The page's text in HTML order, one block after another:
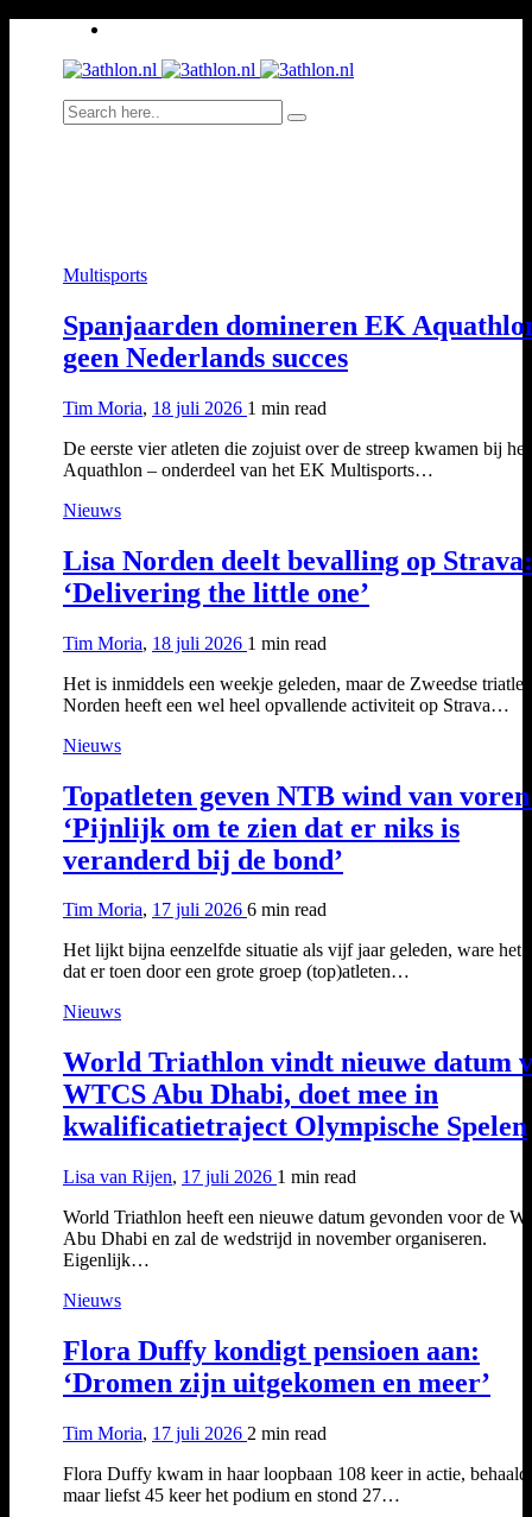
Multisports
Spanjaarden domineren EK
geen Nederlands succes
Tim Moria, 18 juli 2026 1 min read
De eerste vier atleten die zojuist over de streep kwamen bij
Aquathlon – onderdeel van het EK Multisports…
Nieuws
Lisa Norden deelt bevalling op Strava:
‘Delivering the little one’
Tim Moria, 18 juli 2026 1 min read
Het is inmiddels een weekje geleden, maar de Zweedse
Norden heeft een wel heel opvallende activiteit op Strava…
Nieuws
Topatleten geven NTB wind van
‘Pijnlijk om te zien dat er niks is
veranderd bij de bond’
Tim Moria, 17 juli 2026 6 min read
Het lijkt bijna eenzelfde situatie als vijf jaar geleden, ware het
dat er toen door een grote groep (top)atleten…
Nieuws
World Triathlon vindt nieuwe datum
WTCS Abu Dhabi, doet mee in
kwalificatietraject Olympische Spelen
Lisa van Rijen, 17 juli 2026 1 min read
World Triathlon heeft een nieuwe datum gevonden voor de
Abu Dhabi en zal de wedstrijd in november organiseren.
Eigenlijk…
Nieuws
Flora Duffy kondigt pensioen aan:
‘Dromen zijn uitgekomen en meer’
Tim Moria, 17 juli 2026 2 min read
Flora Duffy kwam in haar loopbaan 108 keer in actie,
maar liefst 45 keer het podium en stond 27…